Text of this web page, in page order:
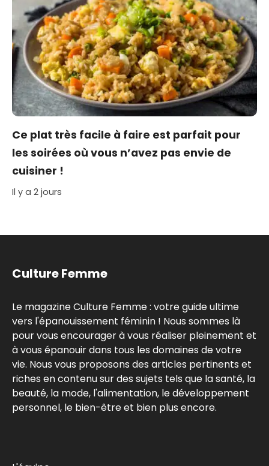
Ce plat très facile à faire est parfait pour
les soirées où vous n’avez pas envie de
cuisiner !
Il y a 2 jours
Culture Femme
Le magazine Culture Femme : votre guide ultime
vers l'épanouissement féminin ! Nous sommes là
pour vous encourager à vous réaliser pleinement et
à vous épanouir dans tous les domaines de votre
vie. Nous vous proposons des articles pertinents et
riches en contenu sur des sujets tels que la santé, la
beauté, la mode, l'alimentation, le développement
personnel, le bien-être et bien plus encore.